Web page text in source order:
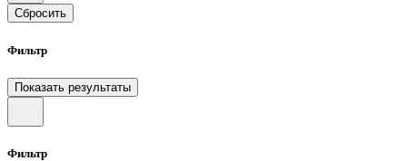
Сбросить
Фильтр
Показать результаты
Фильтр